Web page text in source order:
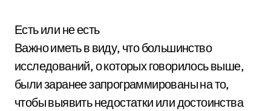
Есть или не есть
Важно иметь в виду, что большинство
исследований, о которых говорилось выше,
были заранее запрограммированы на то,
чтобы выявить недостатки или достоинства